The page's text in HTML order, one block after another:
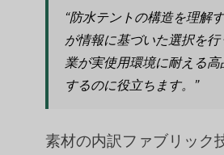
“防水テントの構造を理解
が情報に基づいた選択を
業が実使用環境に耐える
するのに役立ちます。”
素材の内訳ファブリック